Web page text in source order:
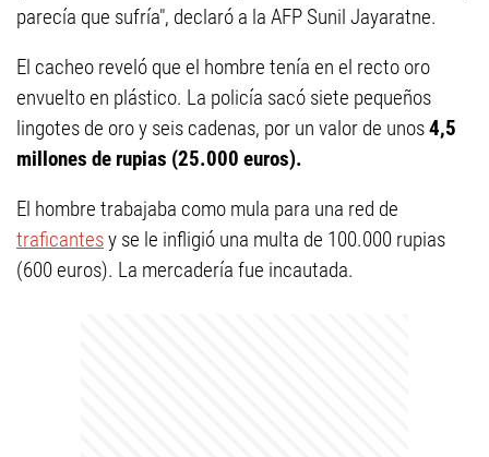
parecía que sufría", declaró a la AFP Sunil Jayaratne.
El cacheo reveló que el hombre tenía en el recto oro
envuelto en plástico. La policía sacó siete pequeños
lingotes de oro y seis cadenas, por un valor de unos4,5
millones de rupias (25.000 euros).
El hombre trabajaba como mula para una red de
traficantesy se le infligió una multa de 100.000 rupias
(600 euros). La mercadería fue incautada.